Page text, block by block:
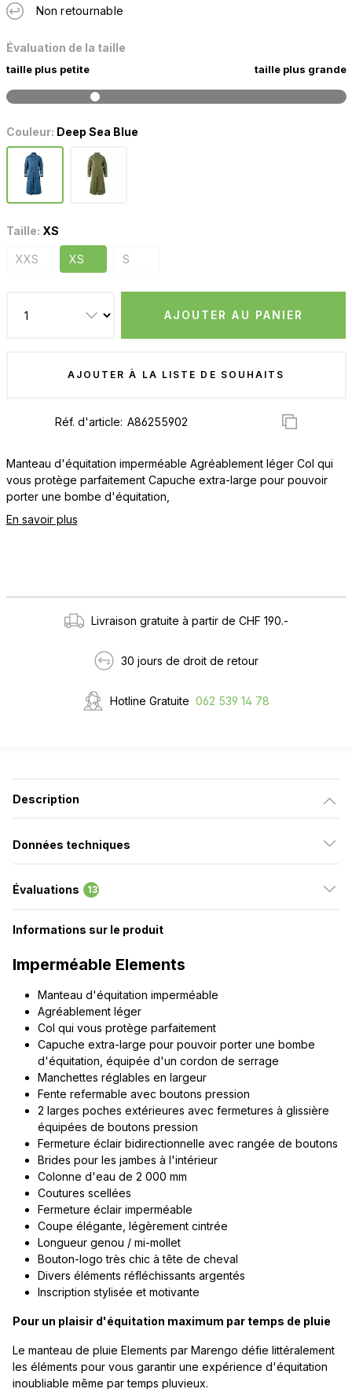
Non retournable
Évaluation de la taille
taille plus petite taille plus grande
Couleur: Deep Sea Blue
Taille: XS
XXS XS S
AJOUTER AU PANIER
AJOUTER À LA LISTE DE SOUHAITS
Réf. d'article:
Manteau d'équitation imperméable Agréablement léger Col qui
vous protège parfaitement Capuche extra-large pour pouvoir
porter une bombe d'équitation,
En savoir plus
Livraison gratuite à partir de CHF 190.-
30 jours de droit de retour
Hotline Gratuite 062 539 14 78
Description
Données techniques
Évaluations 13
Informations sur le produit
Imperméable Elements
Manteau d'équitation imperméable
Agréablement léger
Col qui vous protège parfaitement
Capuche extra-large pour pouvoir porter une bombe
d'équitation, équipée d'un cordon de serrage
Manchettes réglables en largeur
Fente refermable avec boutons pression
2 larges poches extérieures avec fermetures à glissière
équipées de boutons pression
Fermeture éclair bidirectionnelle avec rangée de boutons
Brides pour les jambes à l'intérieur
Colonne d'eau de 2 000 mm
Coutures scellées
Fermeture éclair imperméable
Coupe élégante, légèrement cintrée
Longueur genou / mi-mollet
Bouton-logo très chic à tête de cheval
Divers éléments réfléchissants argentés
Inscription stylisée et motivante
Pour un plaisir d'équitation maximum par temps de pluie
Le manteau de pluie Elements par Marengo défie littéralement
les éléments pour vous garantir une expérience d'équitation
inoubliable même par temps pluvieux.